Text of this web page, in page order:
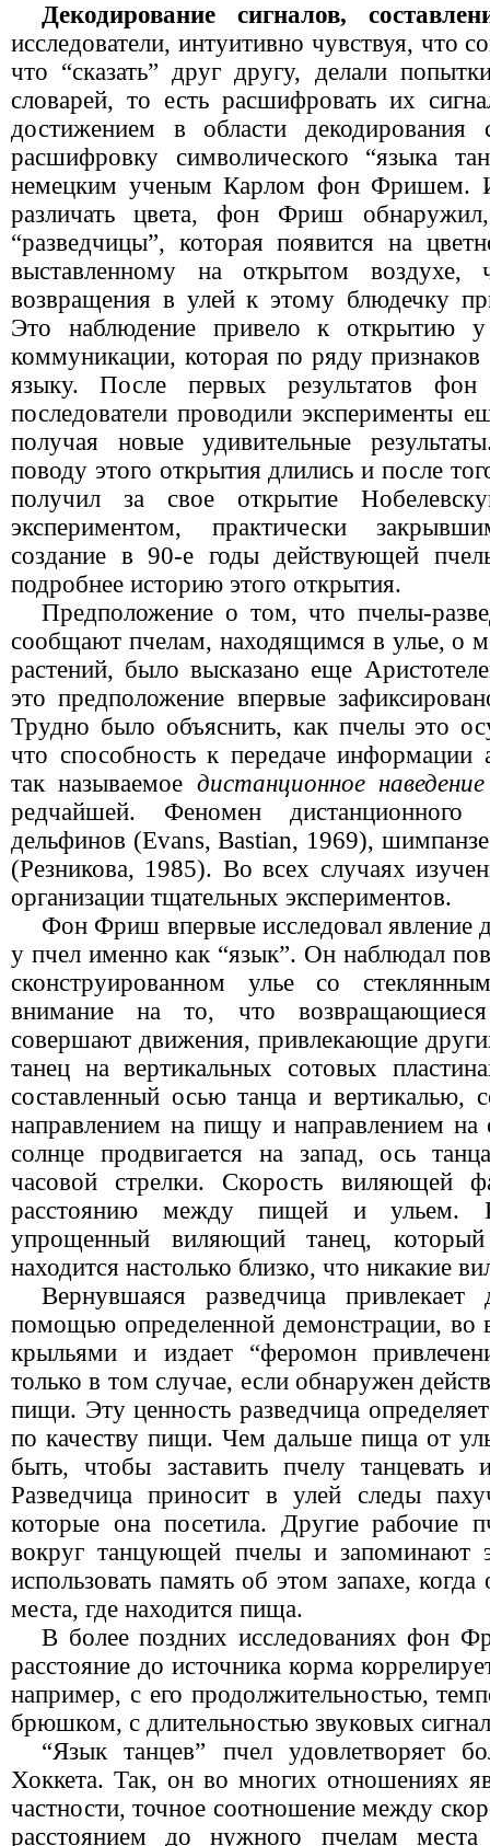
Декодирование сигналов,
исследователи, интуитивно чувствуя, что
что “сказать” друг другу, делали
словарей, то есть расшифровать их
достижением в области декодирования
расшифровку символического “языка
немецким ученым Карлом фон Фpишем.
различать цвета, фон Фриш
“разведчицы”, которая появится на
выставленному на открытом воздухе,
возвращения в улей к этому блюдечку
Это наблюдение привело к открытию
коммуникации, которая по ряду
языку. После первых результатов
последователи проводили эксперименты
получая новые удивительные
поводу этого открытия длились и после
получил за свое открытие
экспериментом, практически
создание в 90-е годы действующей
подробнее историю этого открытия.
Предположение о том, что пчелы-
сообщают пчелам, находящимся в улье, о
растений, было высказано еще
это предположение впервые
Трудно было объяснить, как пчелы это
что способность к передаче информации
так называемое дистанционное наведение
редчайшей. Феномен
дельфинов (Evans, Bastian, 1969),
(Резникова, 1985). Во всех случаях
организации тщательных экспериментов.
Фон Фpиш впервые исследовал явление
у пчел именно как “язык”. Он наблюдал
сконструированном улье со
внимание на то, что
совершают движения, привлекающие
танец на вертикальных сотовых
составленный осью танца и вертикалью,
направлением на пищу и направлением на
солнце продвигается на запад, ось
часовой стрелки. Скорость виляющей
расстоянию между пищей и ульем.
упрощенный виляющий танец,
находится настолько близко, что никакие
Вернувшаяся разведчица
помощью определенной демонстрации, во
крыльями и издает “феромон
только в том случае, если обнаружен
пищи. Эту ценность разведчица
по качеству пищи. Чем дальше пища от
быть, чтобы заставить пчелу танцевать
Разведчица приносит в улей следы
которые она посетила. Другие рабочие
вокруг танцующей пчелы и запоминают
использовать память об этом запахе,
места, где находится пища.
В более поздних исследованиях фон
расстояние до источника корма
например, с его продолжительностью,
брюшком, с длительностью звуковых
“Язык танцев” пчел удовлетворяет
Хоккета. Так, он во многих отношениях
частности, точное соотношение между
расстоянием до нужного пчелам места